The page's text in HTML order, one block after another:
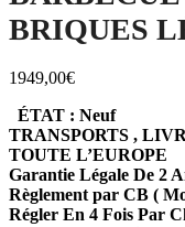
BRIQUES
1949,00€
ÉTAT : Neuf
TRANSPORTS ,
TOUTE L’EUROPE
Garantie Légale De 2
Règlement par CB (
Régler En 4 Fois Par